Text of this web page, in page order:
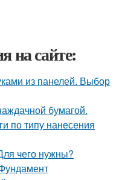
на сайте:
из панелей. Выбор
бумагой.
по типу нанесения
чего нужны?